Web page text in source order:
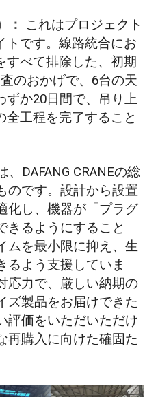
： これはプロジェクト
トです。線路統合にお
すべて排除した、初期
のおかげで、6台の天
ずか20日間で、吊り上
工程を完了すること
DAFANG CRANEの総
のです。設計から設置
化し、機器が「プラグ
きるようにすること
ムを最小限に抑え、生
るよう支援していま
応力で、厳しい納期の
ズ製品をお届けできた
評価をいただいただけ
再購入に向けた確固た